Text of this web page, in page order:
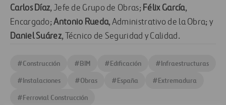
Carlos Díaz, Jefe de Grupo de Obras; Félix García,
Encargado;Antonio Rueda, Administrativo de la Obra; y
Daniel Suárez, Técnico de Seguridad y Calidad.
#Construcción #BIM #Edificación #Infraestructuras
#Instalaciones #Obras #España #Extremadura
#Ferrovial Construcción